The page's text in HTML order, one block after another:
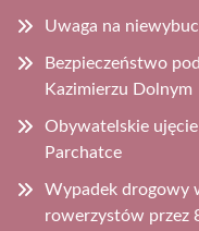
Uwaga na
Bezpieczeństwo
Kazimierzu Dolnym
Obywatelskie
Parchatce
Wypadek drogowy
rowerzystów przez